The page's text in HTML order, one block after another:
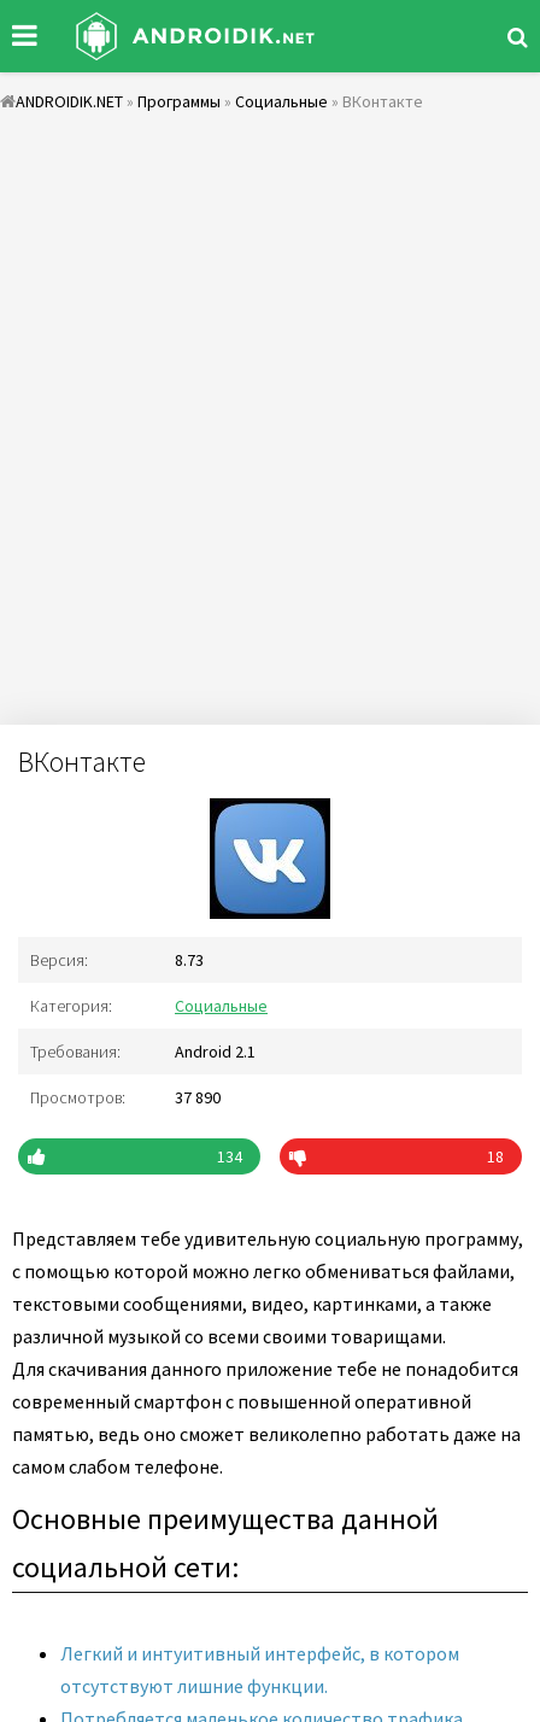
ANDROIDIK.NET » Программы » Социальные » ВКонтакте
ВКонтакте
Версия: 8.73
Категория: Социальные
Требования: Android 2.1
Просмотров: 37 890
134 18
Представляем тебе удивительную социальную программу,
с помощью которой можно легко обмениваться файлами,
текстовыми сообщениями, видео, картинками, а также
различной музыкой со всеми своими товарищами.
Для скачивания данного приложение тебе не понадобится
современный смартфон с повышенной оперативной
памятью, ведь оно сможет великолепно работать даже на
самом слабом телефоне.
Основные преимущества данной
социальной сети:
Легкий и интуитивный интерфейс, в котором
отсутствуют лишние функции.